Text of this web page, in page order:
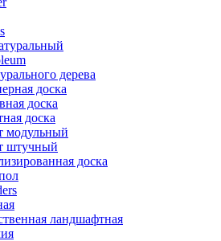
дерева
доска
доска
доска
модульный
штучный
доска
ландшафтная